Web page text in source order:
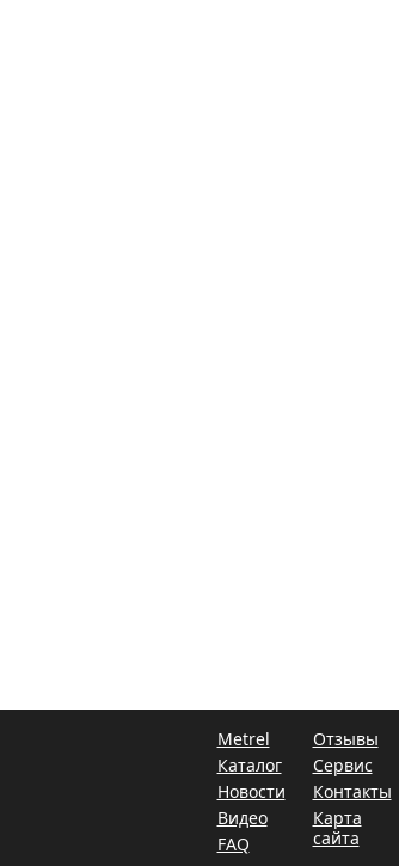
Metrel
Каталог
Новости
Видео
FAQ
Отзывы
Сервис
Контакты
Карта
сайта